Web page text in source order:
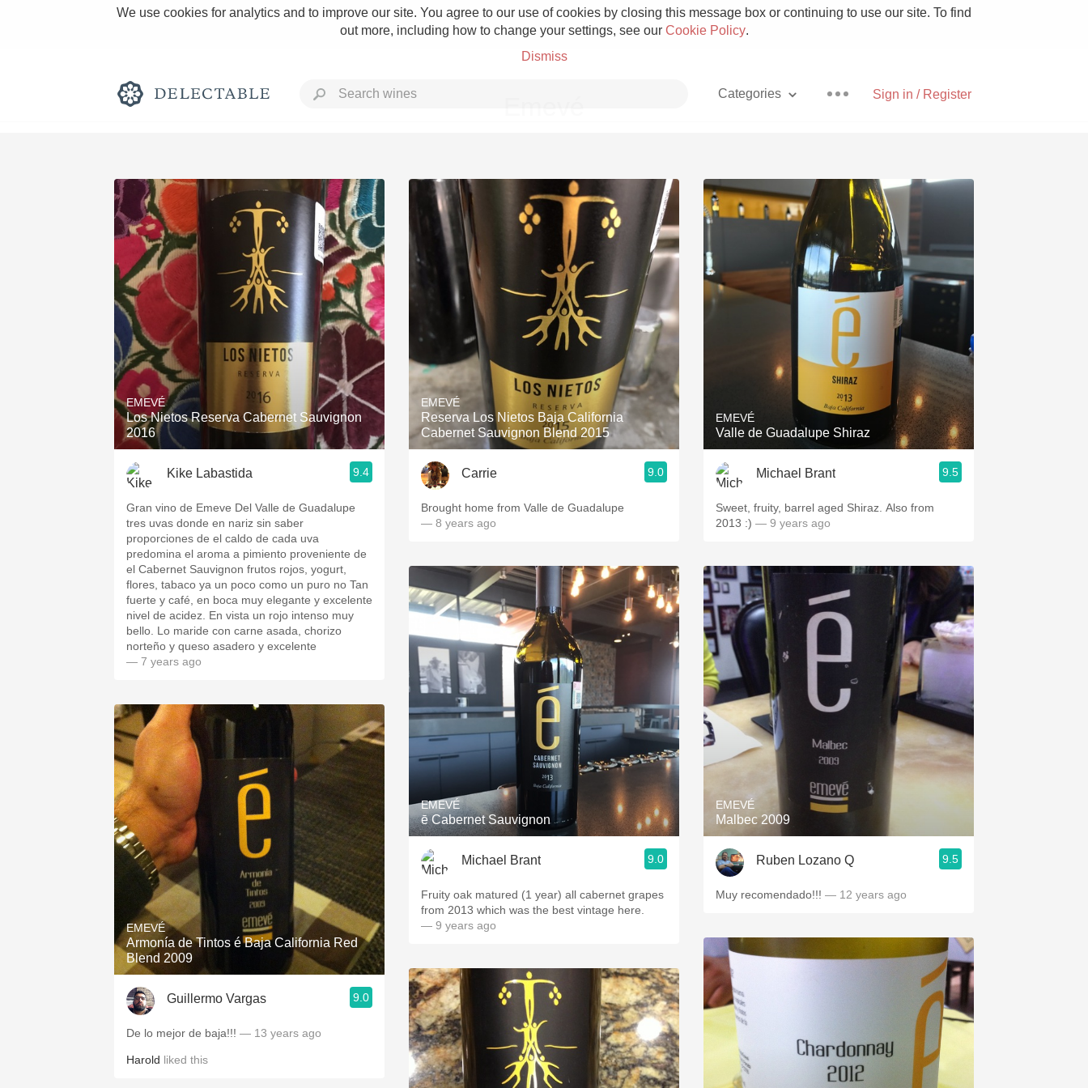
We use cookies for analytics and to improve our site. You agree to our use of cookies by closing this message box or continuing to use our site. To find
out more, including how to change your settings, see our Cookie Policy.
Dismiss
Sign in / Register
Categories
Rich and Bold Grower Champagne Pizza
Classic Napa Etna Rosso With Goat Cheese
Skin Contact Unicorn
1982 Bordeaux Acidity Hops
Oaky 2010 Chablis Sour Beer
Oregon Pinot
Buttery Mezcal
EMEVÉ
Los Nietos Reserva Cabernet Sauvignon
2016
Kike Labastida 9.4
Gran vino de Emeve Del Valle de Guadalupe
tres uvas donde en nariz sin saber
proporciones de el caldo de cada uva
predomina el aroma a pimiento proveniente de
el Cabernet Sauvignon frutos rojos, yogurt,
flores, tabaco ya un poco como un puro no Tan
fuerte y café, en boca muy elegante y excelente
nivel de acidez. En vista un rojo intenso muy
bello. Lo maride con carne asada, chorizo
norteño y queso asadero y excelente
— 7 years ago
EMEVÉ
Armonía de Tintos é Baja California Red
Blend 2009
Guillermo Vargas 9.0
De lo mejor de baja!!! — 13 years ago
Harold liked this
EMEVÉ
Reserva Los Nietos Baja California
Cabernet Sauvignon Blend 2015
Carrie 9.0
Brought home from Valle de Guadalupe
— 8 years ago
EMEVÉ
ē Cabernet Sauvignon
Michael Brant 9.0
Fruity oak matured (1 year) all cabernet grapes
from 2013 which was the best vintage here.
— 9 years ago
EMEVÉ
Valle de Guadalupe Shiraz
Michael Brant 9.5
Sweet, fruity, barrel aged Shiraz. Also from
2013 :) — 9 years ago
EMEVÉ
Malbec 2009
Ruben Lozano Q 9.5
Muy recomendado!!! — 12 years ago